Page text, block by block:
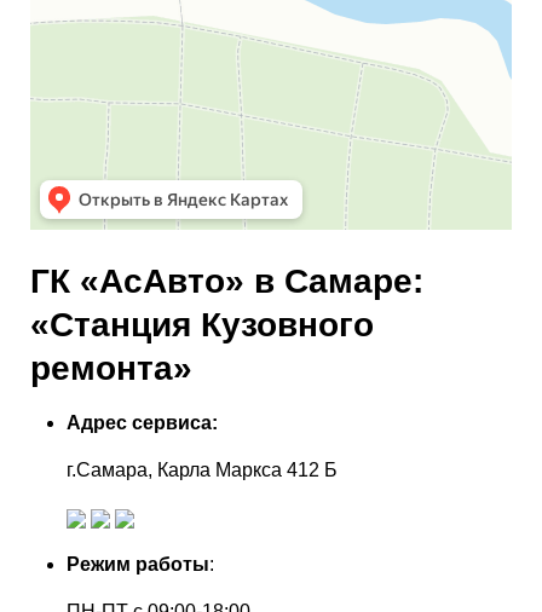
ГК «АсАвто» в Самаре:
«Станция Кузовного
ремонта»
Адрес сервиса:
г.Самара, Карла Маркса 412 Б
Режим работы: